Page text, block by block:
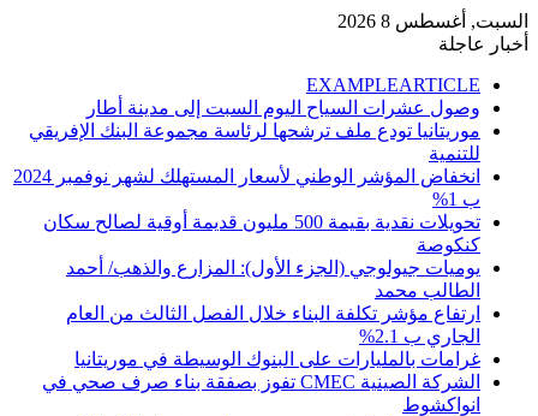
السبت, أغسطس 8 2026
أخبار عاجلة
EXAMPLEARTICLE
وصول عشرات السياح اليوم السبت إلى مدينة أطار
موريتانيا تودع ملف ترشحها لرئاسة مجموعة البنك الإفريقي
للتنمية
انخفاض المؤشر الوطني لأسعار المستهلك لشهر نوفمبر 2024
ب 1%
تحويلات نقدية بقيمة 500 مليون قديمة أوقية لصالح سكان
كنكوصة
يوميات جيولوجي (الجزء الأول): المزارع والذهب/ أحمد
الطالب محمد
ارتفاع مؤشر تكلفة البناء خلال الفصل الثالث من العام
الجاري ب 2.1%
غرامات بالمليارات على البنوك الوسيطة في موريتانيا
الشركة الصينية CMEC تفوز بصفقة بناء صرف صحي في
انواكشوط